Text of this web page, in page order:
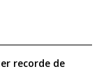
recorde de